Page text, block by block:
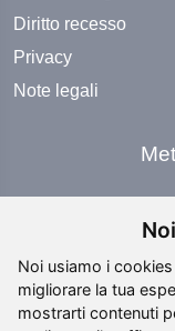
Noi usiamo i
migliorare la tua
mostrarti contenuti
Diritto recesso
Privacy
Note legali